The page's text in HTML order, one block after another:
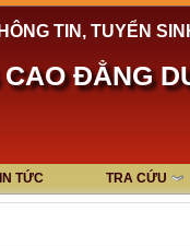
TIN, TUYỂN
ĐẲNG
TỨC TRA CỨU